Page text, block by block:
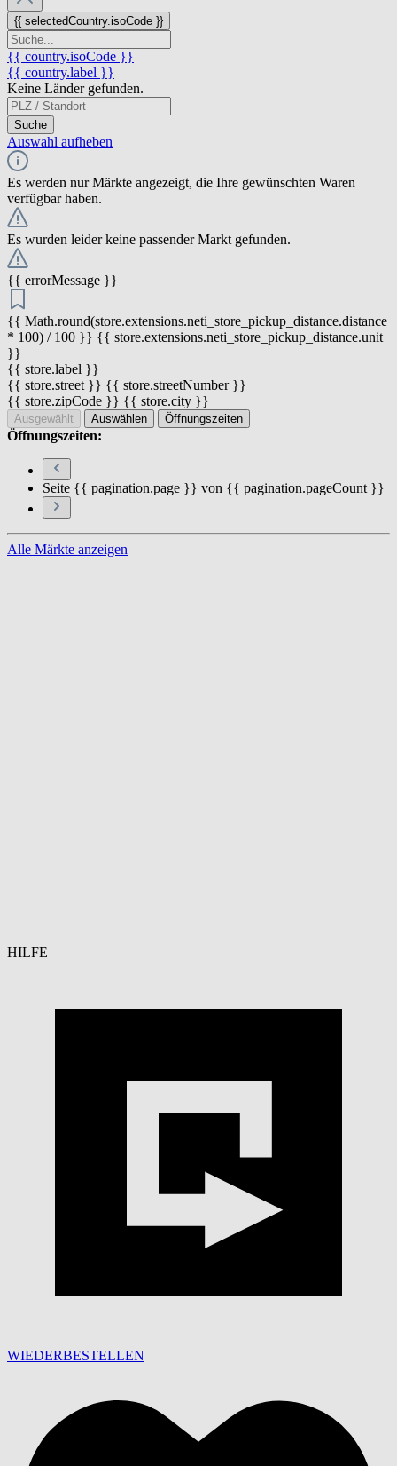
{{ selectedCountry.isoCode }}
{{ country.isoCode }}
{{ country.label }}
Keine Länder gefunden.
Suche
Auswahl aufheben
Es werden nur Märkte angezeigt, die Ihre gewünschten Waren
verfügbar haben.
Es wurden leider keine passender Markt gefunden.
{{ errorMessage }}
{{ Math.round(store.extensions.neti_store_pickup_distance.distance
* 100) / 100 }} {{ store.extensions.neti_store_pickup_distance.unit
}}
{{ store.label }}
{{ store.street }} {{ store.streetNumber }}
{{ store.zipCode }} {{ store.city }}
Ausgewählt Auswählen Öffnungszeiten
Öffnungszeiten:
Seite {{ pagination.page }} von {{ pagination.pageCount }}
Alle Märkte anzeigen
HILFE
WIEDERBESTELLEN